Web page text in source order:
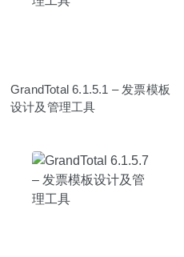
GrandTotal 6.1.5.1 – 发票模板
设计及管理工具